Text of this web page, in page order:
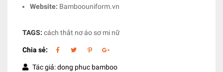
Website: Bamboouniform.vn
TAGS: cách thắt nơ áo sơ mi nữ
Chia sẻ:
Tác giả: dong phuc bamboo